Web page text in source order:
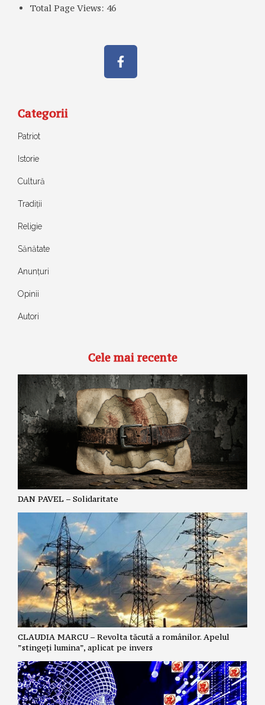
Total Page Views: 46
Categorii
Patriot
Istorie
Cultură
Tradiții
Religie
Sănătate
Anunțuri
Opinii
Autori
Cele mai recente
DAN PAVEL – Solidaritate
CLAUDIA MARCU – Revolta tăcută a românilor. Apelul
”stingeți lumina”, aplicat pe invers